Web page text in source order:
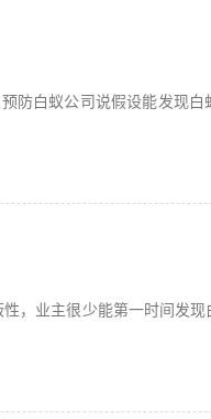
防白蚁公司说假设能发现
，业主很少能第一时间发